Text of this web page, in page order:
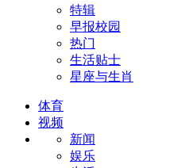
特辑
早报校园
热门
生活贴士
星座与生肖
体育
视频
新闻
娱乐